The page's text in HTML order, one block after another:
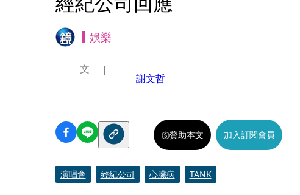
娛樂
文
謝文哲
贊助本文 加入訂閱會員
演唱會 經紀公司 心臟病 TANK